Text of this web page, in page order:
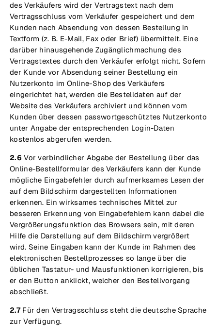
des Verkäufers wird der Vertragstext nach dem
Vertragsschluss vom Verkäufer gespeichert und dem
Kunden nach Absendung von dessen Bestellung in
Textform (z. B. E-Mail, Fax oder Brief) übermittelt. Eine
darüber hinausgehende Zugänglichmachung des
Vertragstextes durch den Verkäufer erfolgt nicht. Sofern
der Kunde vor Absendung seiner Bestellung ein
Nutzerkonto im Online-Shop des Verkäufers
eingerichtet hat, werden die Bestelldaten auf der
Website des Verkäufers archiviert und können vom
Kunden über dessen passwortgeschütztes Nutzerkonto
unter Angabe der entsprechenden Login-Daten
kostenlos abgerufen werden.
2.6 Vor verbindlicher Abgabe der Bestellung über das
Online-Bestellformular des Verkäufers kann der Kunde
mögliche Eingabefehler durch aufmerksames Lesen der
auf dem Bildschirm dargestellten Informationen
erkennen. Ein wirksames technisches Mittel zur
besseren Erkennung von Eingabefehlern kann dabei die
Vergrößerungsfunktion des Browsers sein, mit deren
Hilfe die Darstellung auf dem Bildschirm vergrößert
wird. Seine Eingaben kann der Kunde im Rahmen des
elektronischen Bestellprozesses so lange über die
üblichen Tastatur- und Mausfunktionen korrigieren, bis
er den Button anklickt, welcher den Bestellvorgang
abschließt.
2.7Für den Vertragsschluss steht die deutsche Sprache
zur Verfügung.